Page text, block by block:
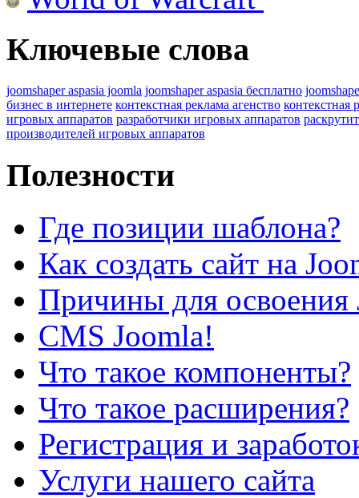
Ключевые слова
joomshaper aspasia joomla joomshaper aspasia бесплатно
бизнес в интернете контекстная реклама агенство контекстная
игровых аппаратов разработчики игровых аппаратов
производителей игровых аппаратов
Полезности
Где позиции шаблона?
Как создать сайт на
Причины для освоения
CMS Joomla!
Что такое компоненты?
Что такое расширения?
Регистрация и
Услуги нашего сайта